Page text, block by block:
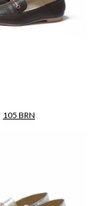
105 BRN